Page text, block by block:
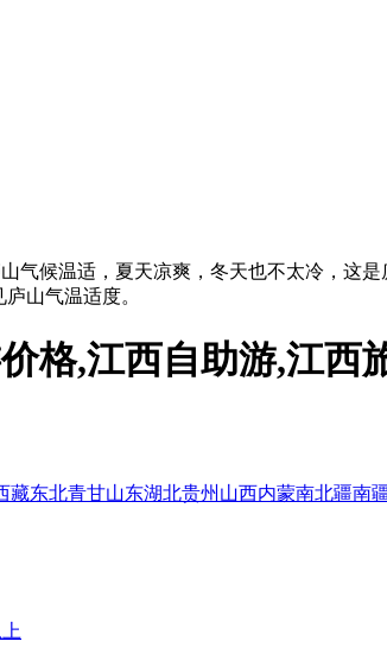
气候温适，夏天凉爽，冬天也不太冷，这
山气温适度。
格,江西自助游,江西
藏东北青甘山东湖北贵州 山西内蒙南北疆南